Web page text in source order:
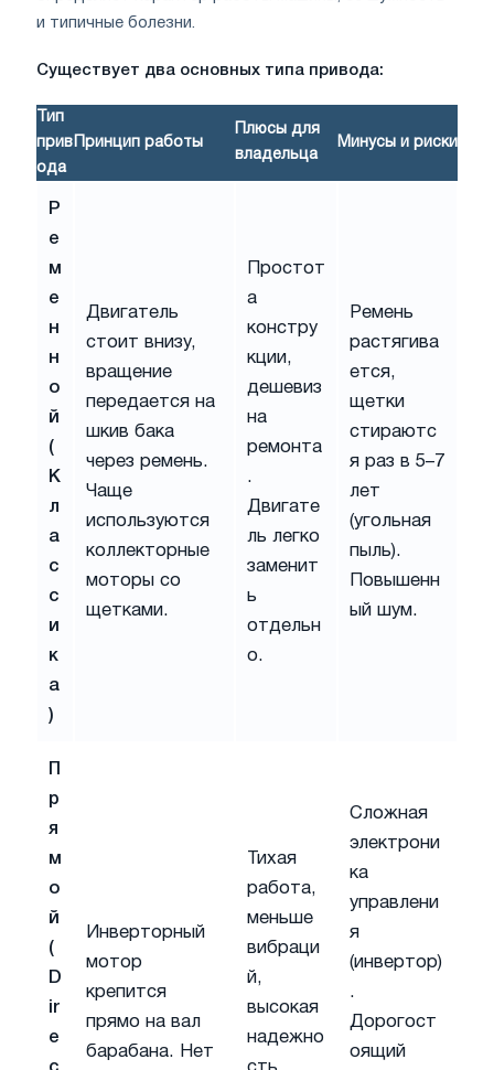
и типичные болезни.
Существует два основных типа привода:
Тип
прив
ода
Принцип работы
Плюсы для
владельца
Минусы и риски
Р
е
м
е
н
н
о
й
(
К
л
а
с
с
и
к
а
)
Двигатель
стоит внизу,
вращение
передается на
шкив бака
через ремень.
Чаще
используются
коллекторные
моторы со
щетками.
Простот
а
констру
кции,
дешевиз
на
ремонта
.
Двигате
ль легко
заменит
ь
отдельн
о.
Ремень
растягива
ется,
щетки
стираютс
я раз в 5–7
лет
(угольная
пыль).
Повышенн
ый шум.
р
я
м
о
й
(
D
ir
e
Инверторный
мотор
крепится
прямо на вал
барабана. Нет
Тихая
работа,
меньше
вибраци
й,
высокая
надежно
Сложная
электрони
ка
управлени
я
(инвертор)
.
Дорогост
оящий